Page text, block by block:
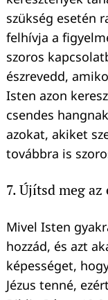
szükség esetén
felhívja a
szoros
észrevedd,
Isten azon
csendes
azokat, akiket
továbbra is
7. Újítsd meg az
Mivel Isten
hozzád, és azt
képességet,
Jézus tenné,